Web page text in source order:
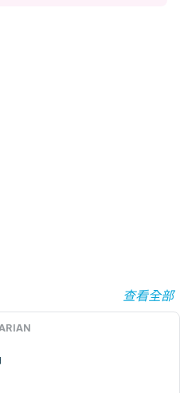
查看全部